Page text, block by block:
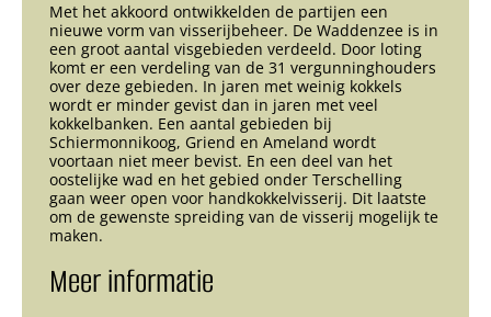
Met het akkoord ontwikkelden de partijen een
nieuwe vorm van visserijbeheer. De Waddenzee is in
een groot aantal visgebieden verdeeld. Door loting
komt er een verdeling van de 31 vergunninghouders
over deze gebieden. In jaren met weinig kokkels
wordt er minder gevist dan in jaren met veel
kokkelbanken. Een aantal gebieden bij
Schiermonnikoog, Griend en Ameland wordt
voortaan niet meer bevist. En een deel van het
oostelijke wad en het gebied onder Terschelling
gaan weer open voor handkokkelvisserij. Dit laatste
om de gewenste spreiding van de visserij mogelijk te
maken.
Meer informatie